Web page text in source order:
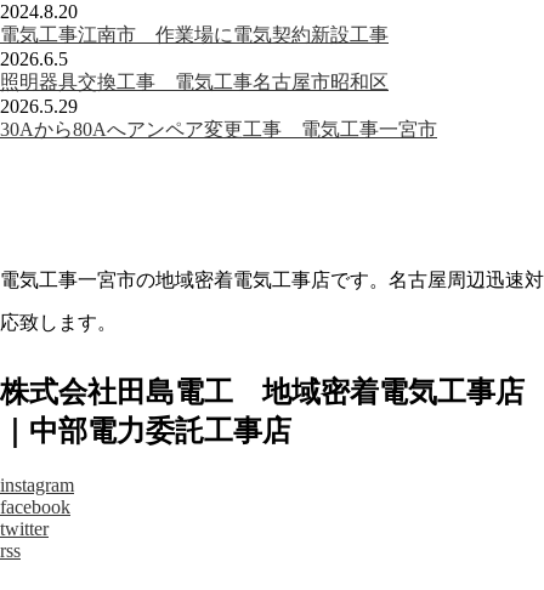
2024.8.20
電気工事江南市 作業場に電気契約新設工事
2026.6.5
照明器具交換工事 電気工事名古屋市昭和区
2026.5.29
30Aから80Aへアンペア変更工事 電気工事一宮市
電気工事一宮市の地域密着電気工事店です。名古屋周辺迅速対
応致します。
株式会社田島電工 地域密着電気工事店
｜中部電力委託工事店
instagram
facebook
twitter
rss